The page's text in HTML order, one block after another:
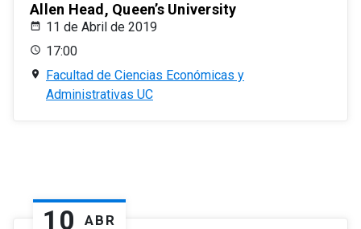
Allen Head, Queen’s University
11 de Abril de 2019
17:00
Facultad de Ciencias Económicas y
Administrativas UC
10 ABR